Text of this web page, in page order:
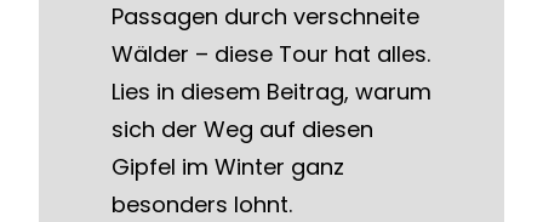
Passagen durch verschneite
Wälder – diese Tour hat alles.
Lies in diesem Beitrag, warum
sich der Weg auf diesen
Gipfel im Winter ganz
besonders lohnt.